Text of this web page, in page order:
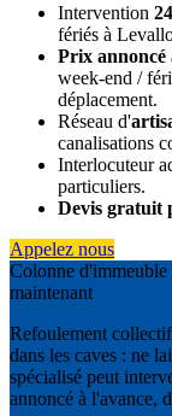
Intervention
fériés à
Prix annoncé
week-end /
déplacement.
Réseau d'
canalisations
Interlocuteur
particuliers.
Devis gratuit
Appelez nous
Colonne d'immeuble
maintenant
Refoulement
dans les caves : ne
spécialisé peut
annoncé à l'avance,